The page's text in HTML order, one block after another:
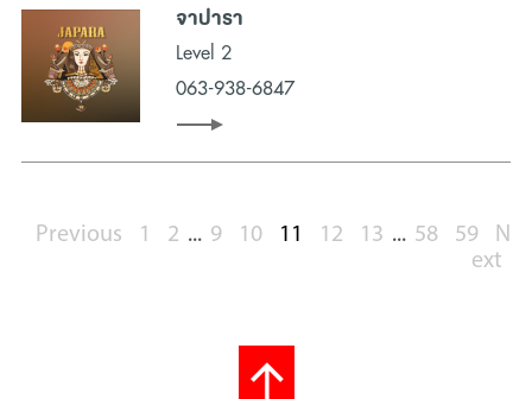
จาปารา
Level 2
063-938-6847
Previous 1 2 ... 9 10 11 12 13 ... 58 59
N
ext